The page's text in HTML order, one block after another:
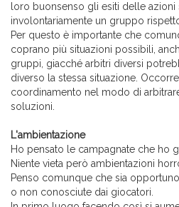
loro buonsenso gli esiti delle azioni
involontariamente un gruppo
Per questo è importante che
coprano più situazioni possibili,
gruppi, giacché arbitri diversi
diverso la stessa situazione.
coordinamento nel modo di
soluzioni.
L'ambientazione
Ho pensato le campagnate che ho
Niente vieta però ambientazioni
Penso comunque che sia
o non conosciute dai giocatori.